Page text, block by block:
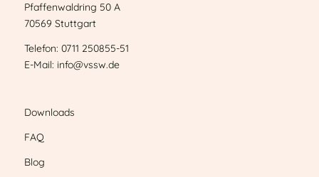
Pfaffenwaldring 50 A
70569 Stuttgart
Telefon: 0711 250855-51
E-Mail: info@vssw.de
Downloads
FAQ
Blog